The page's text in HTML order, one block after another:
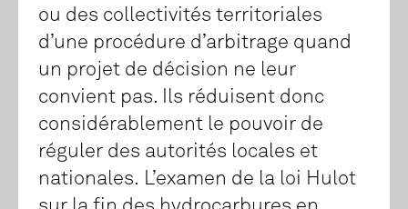
ou des collectivités territoriales
d’une procédure d’arbitrage quand
un projet de décision ne leur
convient pas. Ils réduisent donc
considérablement le pouvoir de
réguler des autorités locales et
nationales. L’examen de la loi Hulot